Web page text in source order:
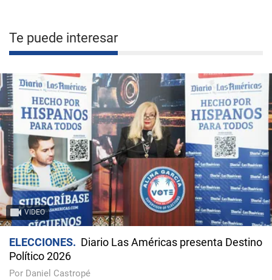
Te puede interesar
VIDEO
ELECCIONES
Diario Las Américas presenta Destino
Político 2026
Por Daniel Castropé